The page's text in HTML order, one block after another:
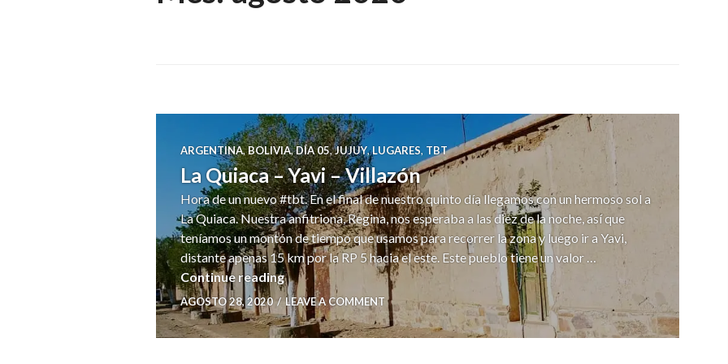
ARGENTINA,BOLIVIA,DÍA 05,JUJUY,LUGARES, TBT
La Quiaca – Yavi – Villazón
Hora de un nuevo #tbt. En el final de nuestro quinto día llegamos con un hermoso sol a
La Quiaca. Nuestra anfitriona, Regina, nos esperaba a las diez de la noche, así que
teníamos un montón de tiempo que usamos para recorrer la zona y luego ir a Yavi,
distante apenas 15 km por la RP 5 hacia el este. Este pueblo tiene un valor …
Continue readingLa Quiaca – Yavi – Villazón
AGOSTO 28, 2020 LEAVE A COMMENT